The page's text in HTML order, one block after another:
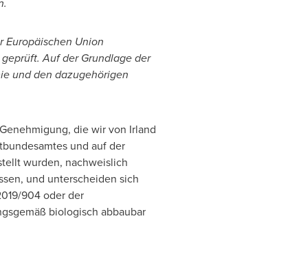
Europäischen Union
Auf der Grundlage der
und den dazugehörigen
die wir von Irland
und auf der
wurden, nachweislich
und unterscheiden sich
904 oder der
biologisch abbaubar